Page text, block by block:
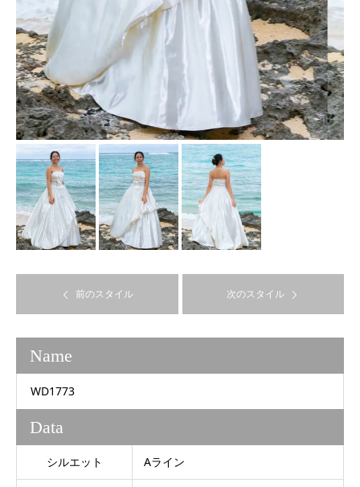
前のスタイル 次のスタイル
Name
WD1773
Data
シルエット Aライン